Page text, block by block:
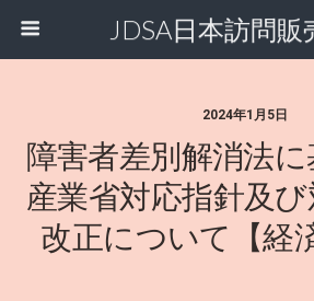
JDSA日本訪問販
2024年1月5日
障害者差別解消法
産業省対応指針及
改正について【経